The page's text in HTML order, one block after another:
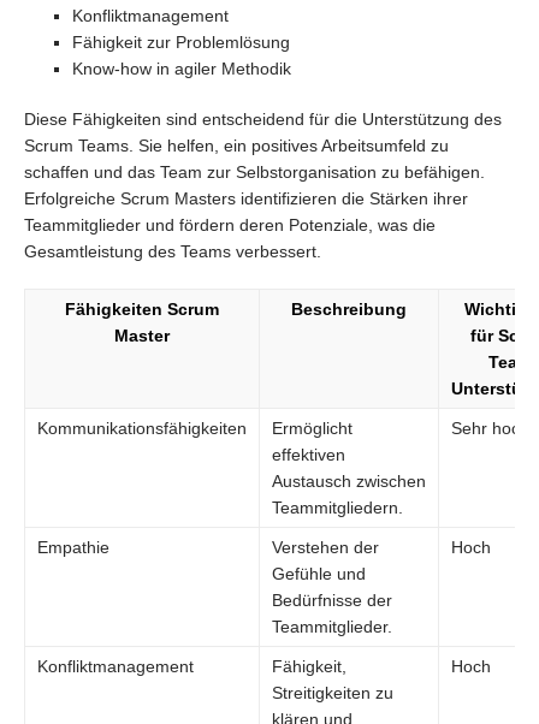
Konfliktmanagement
Fähigkeit zur Problemlösung
Know-how in agiler Methodik
Diese Fähigkeiten sind entscheidend für die Unterstützung des
Scrum Teams. Sie helfen, ein positives Arbeitsumfeld zu
schaffen und das Team zur Selbstorganisation zu befähigen.
Erfolgreiche Scrum Masters identifizieren die Stärken ihrer
Teammitglieder und fördern deren Potenziale, was die
Gesamtleistung des Teams verbessert.
Fähigkeiten Scrum
Master
Beschreibung
für
Team
Kommunikationsfähigkeiten
Ermöglicht
effektiven
Austausch zwischen
Teammitgliedern.
Sehr hoch
Empathie
Verstehen der
Gefühle und
Bedürfnisse der
Teammitglieder.
Hoch
Konfliktmanagement
Fähigkeit,
Streitigkeiten zu
klären und
Hoch